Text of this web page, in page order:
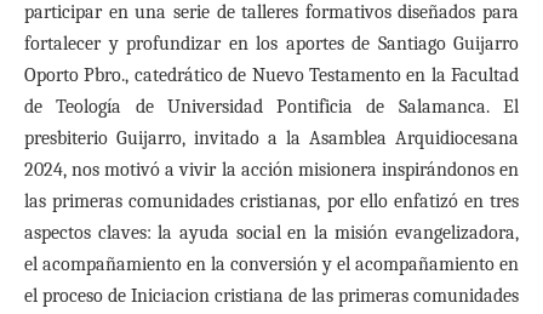
participar en una serie de talleres formativos diseñados para
fortalecer y profundizar en los aportes de Santiago Guijarro
Oporto Pbro., catedrático de Nuevo Testamento en la Facultad
de Teología de Universidad Pontificia de Salamanca. El
presbiterio Guijarro, invitado a la Asamblea Arquidiocesana
2024, nos motivó a vivir la acción misionera inspirándonos en
las primeras comunidades cristianas, por ello enfatizó en tres
aspectos claves: la ayuda social en la misión evangelizadora,
el acompañamiento en la conversión y el acompañamiento en
el proceso de Iniciacion cristiana de las primeras comunidades